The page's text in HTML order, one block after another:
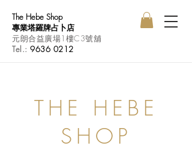
The Hebe Shop
專業塔羅牌占卜店
元朗合益廣場1樓C3號舖
Tel.:9636 0212
THE HEBE
SHOP